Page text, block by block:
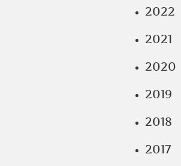
2022
2021
2020
2019
2018
2017